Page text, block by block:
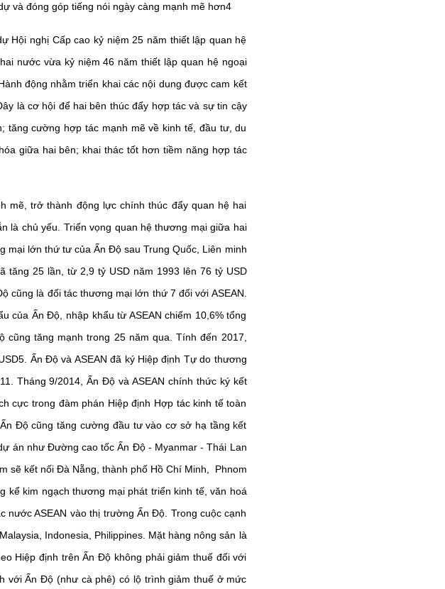
và đóng góp tiếng nói ngày càng mạnh mẽ hơn4
Hội nghị Cấp cao kỷ niệm 25 năm thiết lập quan hệ
nước vừa kỷ niệm 46 năm thiết lập quan hệ ngoại
động nhằm triển khai các nội dung được cam kết
là cơ hội để hai bên thúc đẩy hợp tác và sự tin cậy
tăng cường hợp tác mạnh mẽ về kinh tế, đầu tư, du
giữa hai bên; khai thác tốt hơn tiềm năng hợp tác
mẽ, trở thành động lực chính thúc đẩy quan hệ hai
là chủ yếu. Triển vọng quan hệ thương mại giữa hai
mại lớn thứ tư của Ấn Độ sau Trung Quốc, Liên minh
tăng 25 lần, từ 2,9 tỷ USD năm 1993 lên 76 tỷ USD
cũng là đối tác thương mại lớn thứ 7 đối với ASEAN.
của Ấn Độ, nhập khẩu từ ASEAN chiếm 10,6% tổng
tăng mạnh trong 25 năm qua. Tính đến 2017,
5. Ấn Độ và ASEAN đã ký Hiệp định Tự do thương
Tháng 9/2014, Ấn Độ và ASEAN chính thức ký kết
cực trong đàm phán Hiệp định Hợp tác kinh tế toàn
Độ cũng tăng cường đầu tư vào cơ sở hạ tầng kết
án như Đường cao tốc Ấn Độ - Myanmar - Thái Lan
sẽ kết nối Đà Nẵng, thành phố Hồ Chí Minh, Phnom
kể kim ngạch thương mại phát triển kinh tế, văn hoá
ASEAN vào thị trường Ấn Độ. Trong cuộc cạnh
Indonesia, Philippines. Mặt hàng nông sản là
Hiệp định trên Ấn Độ không phải giảm thuế đối với
với Ấn Độ (như cà phê) có lộ trình giảm thuế ở mức